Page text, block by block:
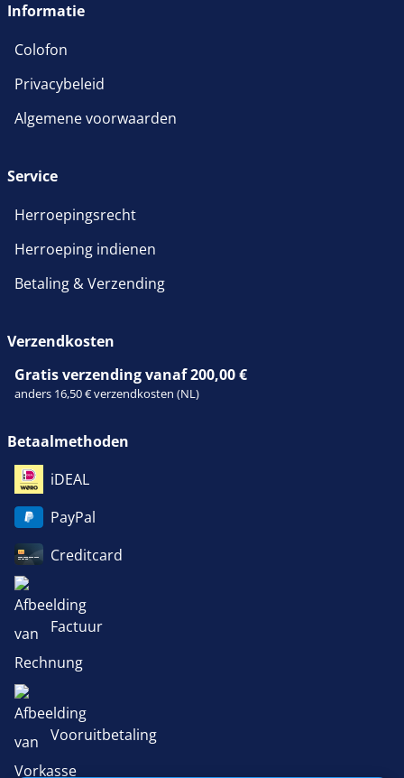
Informatie
Colofon
Privacybeleid
Algemene voorwaarden
Service
Herroepingsrecht
Herroeping indienen
Betaling & Verzending
Verzendkosten
Gratis verzending vanaf 200,00 €
anders 16,50 € verzendkosten (NL)
Betaalmethoden
iDEAL
PayPal
Creditcard
Factuur
Vooruitbetaling